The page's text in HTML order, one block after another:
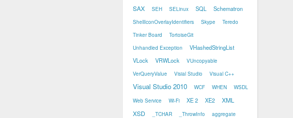
SAX SEH SELinux SQL Schematron
ShellIconOverlayIdentifiers Skype
Teredo
Tinker Board
TortoiseGit
Unhandled Exception
VHashedStringList
VLock
VRWLock
VUncopyable
VerQueryValue
Visial Studio Visual C++
Visual Studio 2010 WCF WHEN
WSDL
Web Service
Wi-Fi XE 2 XE2
XML
XSD
_TCHAR _ThrowInfo
aggregate